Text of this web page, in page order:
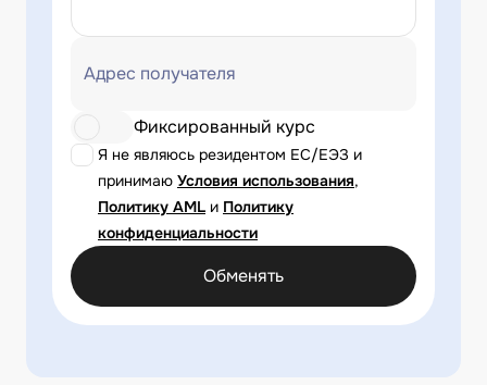
Адрес получателя
Я не являюсь резидентом ЕС/ЕЭЗ и
принимаю Условия использования,
Политику AML и Политику
конфиденциальности
Фиксированный курс
Обменять